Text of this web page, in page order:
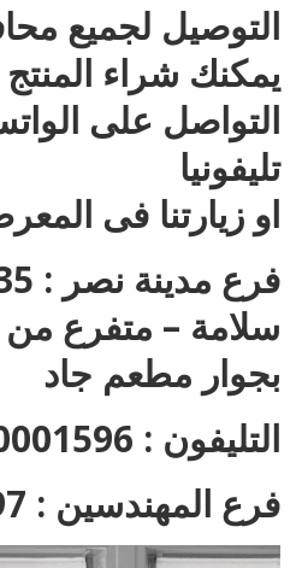
التوصيل لجميع
يمكنك شراء
التواصل على
تليفونيا
او زيارتنا فى
سلامة – متفرع من
بجوار مطعم جاد
التليفون : 01270001596
فرع المهندسين : 01270001597